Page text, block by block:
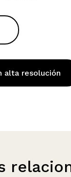
alta resolución